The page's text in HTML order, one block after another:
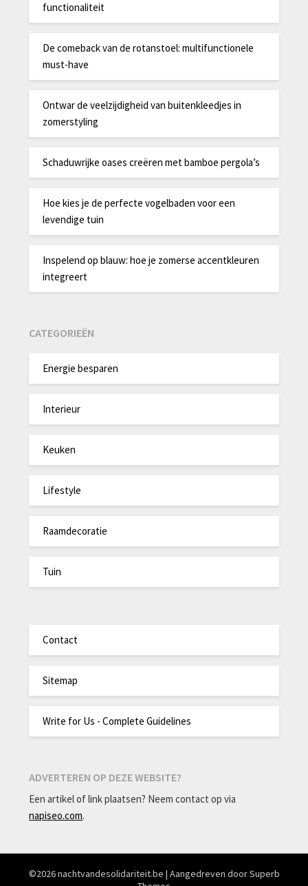
functionaliteit
De comeback van de rotanstoel: multifunctionele
must-have
Ontwar de veelzijdigheid van buitenkleedjes in
zomerstyling
Schaduwrijke oases creëren met bamboe pergola’s
Hoe kies je de perfecte vogelbaden voor een
levendige tuin
Inspelend op blauw: hoe je zomerse accentkleuren
integreert
CATEGORIEËN
Energie besparen
Interieur
Keuken
Lifestyle
Raamdecoratie
Tuin
Contact
Sitemap
Write for Us - Complete Guidelines
ADVERTEREN OP DEZE WEBSITE?
Een artikel of link plaatsen? Neem contact op via
napiseo.com.
©2026 nachtvandesolidariteit.be | Aangedreven doorSuperb